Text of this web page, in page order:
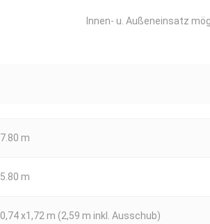
Innen- u. Außeneinsatz
7.80 m
5.80 m
0,74 x1,72 m (2,59 m inkl. Ausschub)